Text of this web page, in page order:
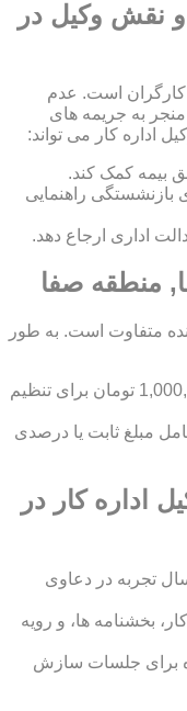
و نقش وکیل در
کارگران است. عدم
به جریمه های
اداره کار می تواند:
بیمه کمک کند.
بازنشستگی راهنمایی
اداری ارجاع دهد.
منطقه صفا
متفاوت است. به طور
: از 500,000 تا 1,000,000 تومان برای تنظیم
مبلغ ثابت یا درصدی
اداره کار در
با حداقل 5 سال تجربه در دعاوی
بخشنامه ها، و رویه
برای جلسات سازش